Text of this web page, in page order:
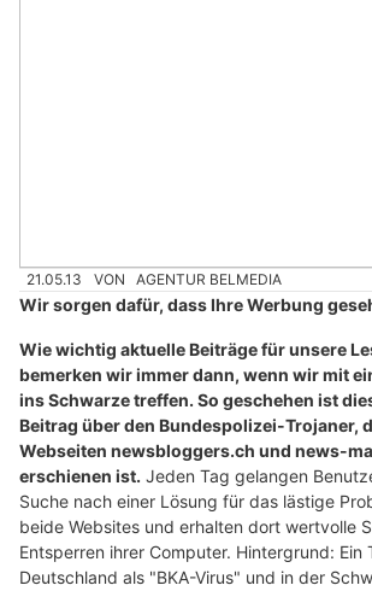
21.05.13 VON AGENTUR BELMEDIA
Wir sorgen dafür, dass Ihre Werbung
Wie wichtig aktuelle Beiträge für unsere
bemerken wir immer dann, wenn wir mit
ins Schwarze treffen. So geschehen ist
Beitrag über den Bundespolizei-Trojaner,
Webseiten newsbloggers.ch und news-
erschienen ist. Jeden Tag gelangen
Suche nach einer Lösung für das lästige
beide Websites und erhalten dort wertvolle
Entsperren ihrer Computer. Hintergrund: Ein
Deutschland als "BKA-Virus" und in der